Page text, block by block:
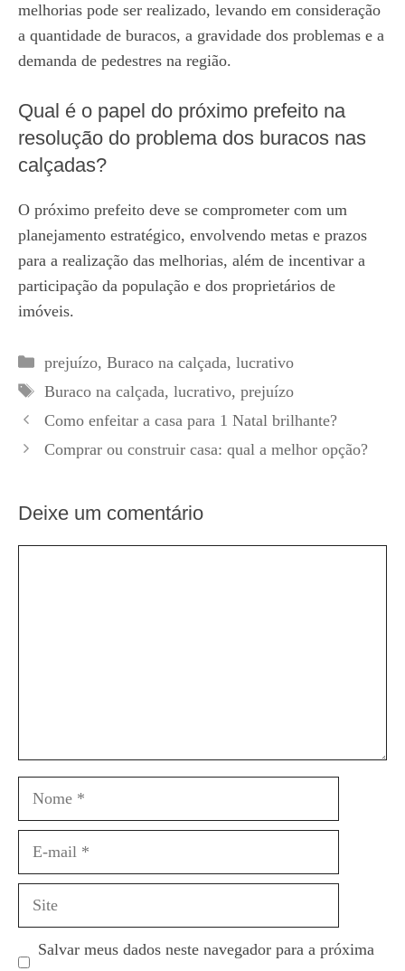
melhorias pode ser realizado, levando em consideração
a quantidade de buracos, a gravidade dos problemas e a
demanda de pedestres na região.
Qual é o papel do próximo prefeito na
resolução do problema dos buracos nas
calçadas?
O próximo prefeito deve se comprometer com um
planejamento estratégico, envolvendo metas e prazos
para a realização das melhorias, além de incentivar a
participação da população e dos proprietários de
imóveis.
Categorias
prejuízo, Buraco na calçada, lucrativo
Tags
Buraco na calçada, lucrativo, prejuízo
Como enfeitar a casa para 1 Natal brilhante?
Comprar ou construir casa: qual a melhor opção?
Deixe um comentário
Nome
Site
Salvar meus dados neste navegador para a próxima